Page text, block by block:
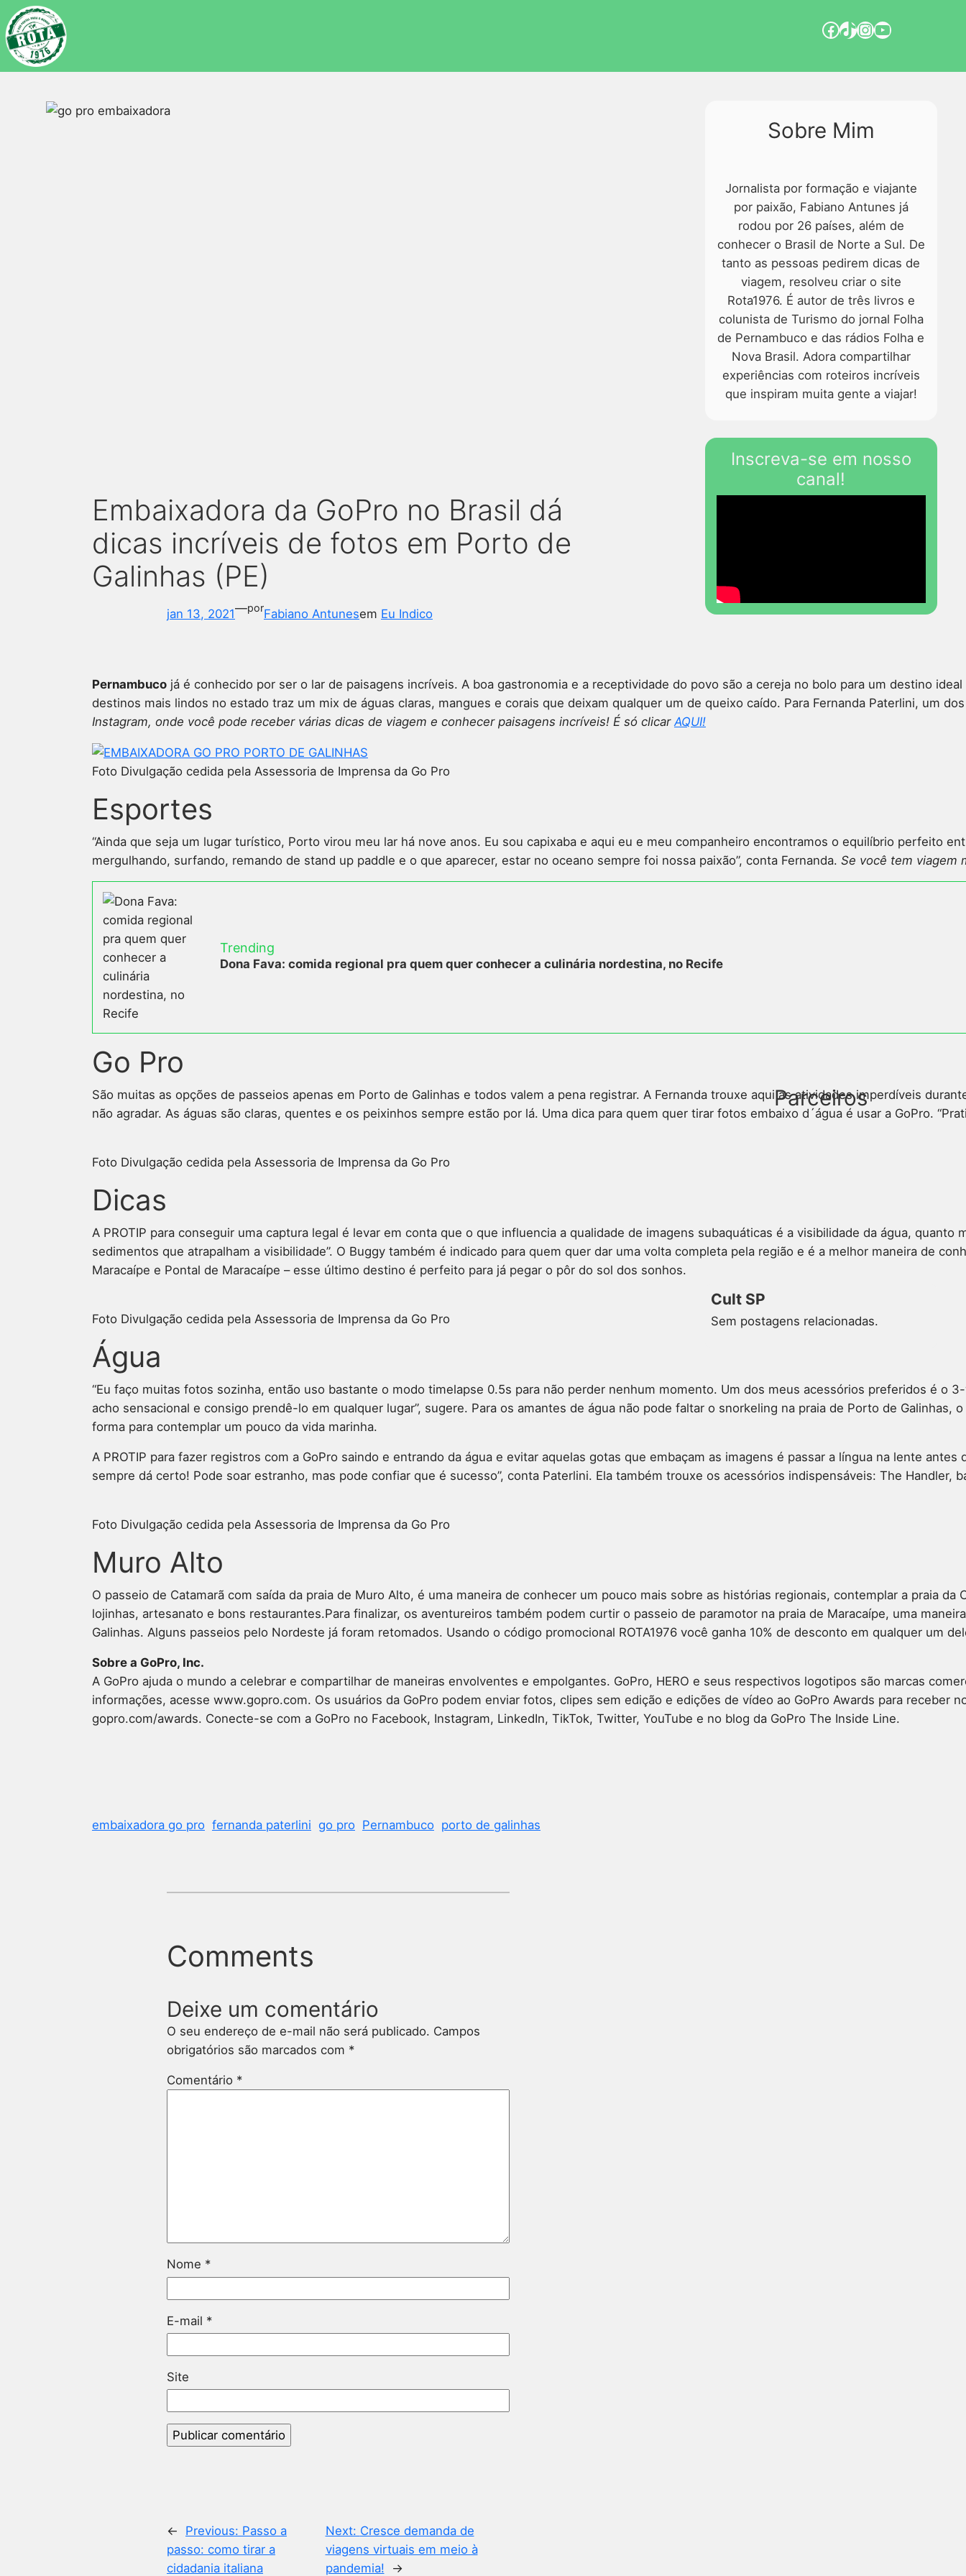
Embaixadora da GoPro no Brasil dá
dicas incríveis de fotos em Porto de
Galinhas (PE)
jan 13, 2021—porFabiano Antunesem Eu Indico
Pernambuco já é conhecido por ser o lar de paisagens incríveis. A boa gastronomia e a receptividade do povo são a cereja no bolo para um destino
destinos mais lindos no estado traz um mix de águas claras, mangues e corais que deixam qualquer um de queixo caído. Para Fernanda Paterlini, um
Instagram, onde você pode receber várias dicas de viagem e conhecer paisagens incríveis! É só clicarAQUI!
Foto Divulgação cedida pela Assessoria de Imprensa da Go Pro
Esportes
“Ainda que seja um lugar turístico, Porto virou meu lar há nove anos. Eu sou capixaba e aqui eu e meu companheiro encontramos o equilíbrio perfeito
mergulhando, surfando, remando de stand up paddle e o que aparecer, estar no oceano sempre foi nossa paixão”, conta Fernanda. Se você tem viagem
Trending
Dona Fava: comida regional pra quem quer conhecer a culinária nordestina, no Recife
Go Pro
São muitas as opções de passeios apenas em Porto de Galinhas e todos valem a pena registrar. A Fernanda trouxe aqui as atividades imperdíveis
não agradar. As águas são claras, quentes e os peixinhos sempre estão por lá. Uma dica para quem quer tirar fotos embaixo d´água é usar a GoPro.
Foto Divulgação cedida pela Assessoria de Imprensa da Go Pro
Dicas
A PROTIP para conseguir uma captura legal é levar em conta que o que influencia a qualidade de imagens subaquáticas é a visibilidade da água,
sedimentos que atrapalham a visibilidade”. O Buggy também é indicado para quem quer dar uma volta completa pela região e é a melhor maneira de
Maracaípe e Pontal de Maracaípe – esse último destino é perfeito para já pegar o pôr do sol dos sonhos.
Foto Divulgação cedida pela Assessoria de Imprensa da Go Pro
Água
“Eu faço muitas fotos sozinha, então uso bastante o modo timelapse 0.5s para não perder nenhum momento. Um dos meus acessórios preferidos é o
acho sensacional e consigo prendê-lo em qualquer lugar”, sugere. Para os amantes de água não pode faltar o snorkeling na praia de Porto de
forma para contemplar um pouco da vida marinha.
A PROTIP para fazer registros com a GoPro saindo e entrando da água e evitar aquelas gotas que embaçam as imagens é passar a língua na lente
sempre dá certo! Pode soar estranho, mas pode confiar que é sucesso”, conta Paterlini. Ela também trouxe os acessórios indispensáveis: The Handler,
Foto Divulgação cedida pela Assessoria de Imprensa da Go Pro
Muro Alto
O passeio de Catamarã com saída da praia de Muro Alto, é uma maneira de conhecer um pouco mais sobre as histórias regionais, contemplar a praia
lojinhas, artesanato e bons restaurantes.Para finalizar, os aventureiros também podem curtir o passeio de paramotor na praia de Maracaípe, uma
Galinhas. Alguns passeios pelo Nordeste já foram retomados. Usando o código promocional ROTA1976 você ganha 10% de desconto em qualquer um
Sobre a GoPro, Inc.
A GoPro ajuda o mundo a celebrar e compartilhar de maneiras envolventes e empolgantes. GoPro, HERO e seus respectivos logotipos são marcas
informações, acesse www.gopro.com. Os usuários da GoPro podem enviar fotos, clipes sem edição e edições de vídeo ao GoPro Awards para receber
gopro.com/awards. Conecte-se com a GoPro no Facebook, Instagram, LinkedIn, TikTok, Twitter, YouTube e no blog da GoPro The Inside Line.
embaixadora go pro fernanda paterlini go pro Pernambuco porto de galinhas
Comments
Deixe um comentário
O seu endereço de e-mail não será publicado. Campos
obrigatórios são marcados com *
Comentário *
Nome *
E-mail *
Site
← Previous: Passo a
passo: como tirar a
cidadania italiana
Next: Cresce demanda de
viagens virtuais em meio à
pandemia!
→
Sobre Mim
Jornalista por formação e viajante
por paixão, Fabiano Antunes já
rodou por 26 países, além de
conhecer o Brasil de Norte a Sul. De
tanto as pessoas pedirem dicas de
viagem, resolveu criar o site
Rota1976. É autor de três livros e
colunista de Turismo do jornal Folha
de Pernambuco e das rádios Folha e
Nova Brasil. Adora compartilhar
experiências com roteiros incríveis
que inspiram muita gente a viajar!
Inscreva-se em nosso
canal!
Parceiros
Cult SP
Sem postagens relacionadas.